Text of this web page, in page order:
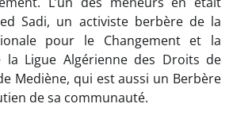
Sadi, un activiste berbère de la
pour le Changement et la
la Ligue Algérienne des Droits de
Mediène, qui est aussi un Berbère
de sa communauté.